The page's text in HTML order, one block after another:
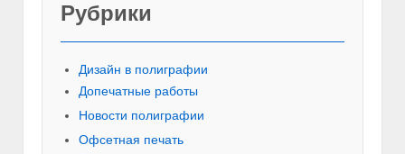
Рубрики
Дизайн в полиграфии
Допечатные работы
Новости полиграфии
Офсетная печать